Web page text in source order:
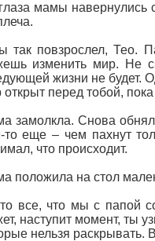
мамы навернулись
так повзрослел, Тео.
изменить мир. Не
жизни не будет.
открыт перед тобой,
замолкла. Снова
то еще – чем пахнут
что происходит.
положила на стол
все, что мы с папой
наступит момент, ты
нельзя раскрывать.